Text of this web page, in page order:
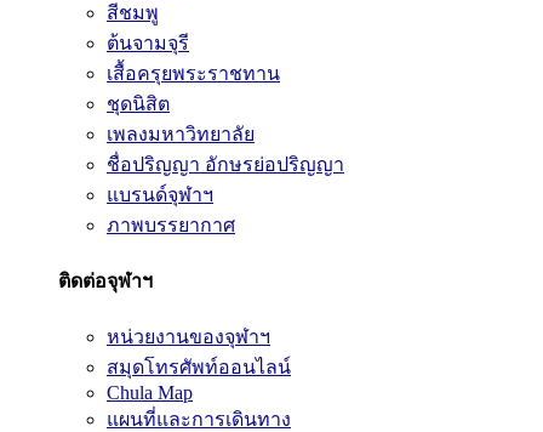
สีชมพู
ต้นจามจุรี
เสื้อครุยพระราชทาน
ชุดนิสิต
เพลงมหาวิทยาลัย
ชื่อปริญญา อักษรย่อปริญญา
แบรนด์จุฬาฯ
ภาพบรรยากาศ
ติดต่อจุฬาฯ
หน่วยงานของจุฬาฯ
สมุดโทรศัพท์ออนไลน์
Chula Map
แผนที่และการเดินทาง